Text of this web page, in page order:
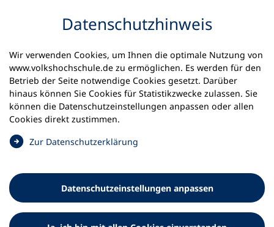
Datenschutz­hinweis
Wir verwenden Cookies, um Ihnen die optimale Nutzung von
www.volkshochschule.de zu ermöglichen. Es werden für den
Betrieb der Seite notwendige Cookies gesetzt. Darüber
hinaus können Sie Cookies für Statistikzwecke zulassen. Sie
können die Datenschutz­einstellungen anpassen oder allen
Cookies direkt zustimmen.
Zur Datenschutz­erklärung
Datenschutz­einstellungen anpassen